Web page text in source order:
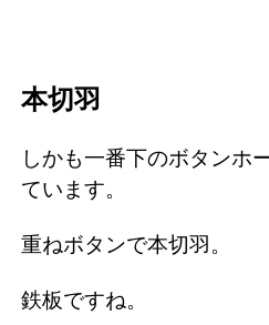
本切羽
しかも一番下のボタンホ
ています。
重ねボタンで本切羽。
鉄板ですね。